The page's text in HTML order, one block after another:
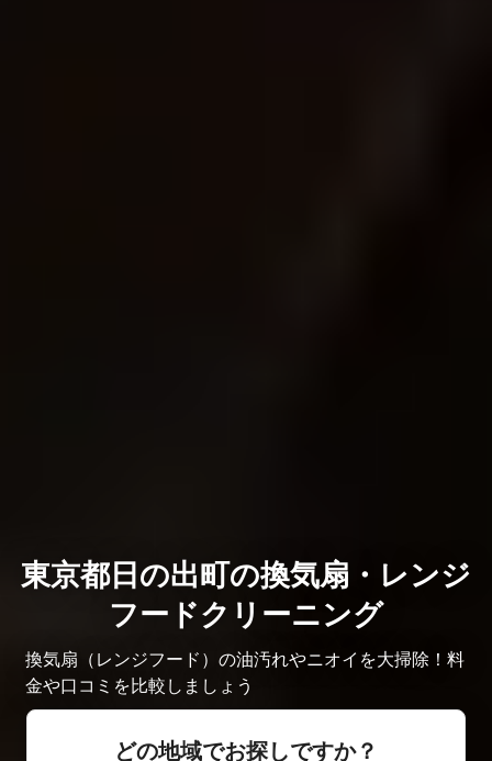
東京都日の出町の換気扇・レンジ
フードクリーニング
換気扇（レンジフード）の油汚れやニオイを大掃除！料
金や口コミを比較しましょう
どの地域でお探しですか？